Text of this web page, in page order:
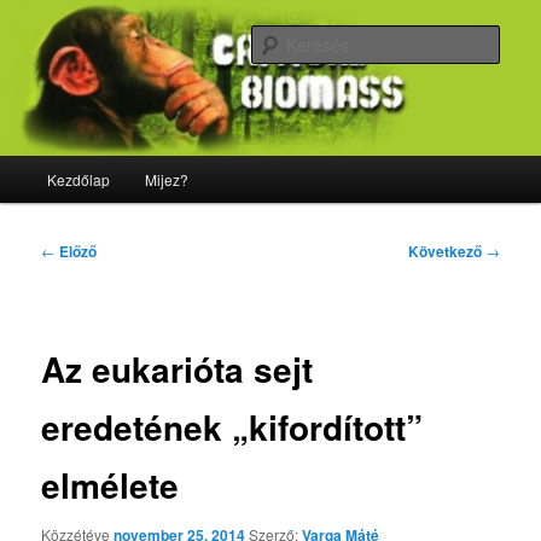
elsődleges
tartalomraCriticalBiomass
Majdnem minden, ami biológia
Kezdőlap Mijez?
Bejegyzés
← Előző Következő →
Az eukarióta sejt
eredetének „kifordított”
elmélete
Közzétévenovember 25, 2014Szerző:Varga Máté